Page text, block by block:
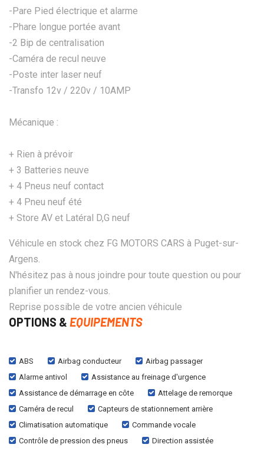
-Pare Pied électrique et alarme
-Phare longue portée avant
-2 Bip de centralisation
-Caméra de recul neuve
-Poste inter laser neuf
-Transfo 12v / 220v / 10AMP
Mécanique :
+ Rien à prévoir
+ 3 Batteries neuve
+ 4 Pneus neuf contact
+ 4 Pneu neuf été
+ Store AV et Latéral D,G neuf
Véhicule en stock chez FG MOTORS CARS à Puget-sur-
Argens.
N'hésitez pas à nous joindre pour toute question ou pour
planifier un rendez-vous.
Reprise possible de votre ancien véhicule
OPTIONS & EQUIPEMENTS
ABS Airbag conducteur
Airbag passager
Alarme antivol
Assistance au freinage d'urgence
Assistance de démarrage en côte
Attelage de remorque
Caméra de recul
Capteurs de stationnement arrière
Climatisation automatique
Commande vocale
Contrôle de pression des pneus
Direction assistée